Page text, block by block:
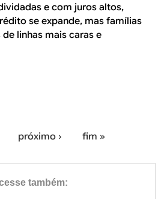
e com juros altos,
se expande, mas famílias
linhas mais caras e
próximo › fim »